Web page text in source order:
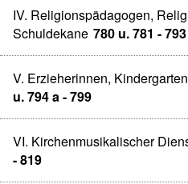
IV. Religionspädagogen,
Schuldekane 780 u. 781 - 793
V. Erzieherinnen,
u. 794 a - 799
VI. Kirchenmusikalischer
- 819